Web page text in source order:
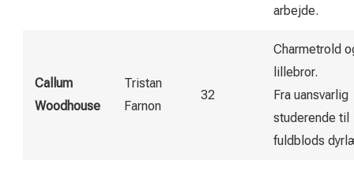
arbejde.
Callum
Woodhouse
Tristan
Farnon
32
Charmetrold
lillebror.
Fra uansvarlig
studerende til
fuldblods